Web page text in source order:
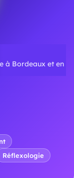
à Bordeaux et en
Réflexologie